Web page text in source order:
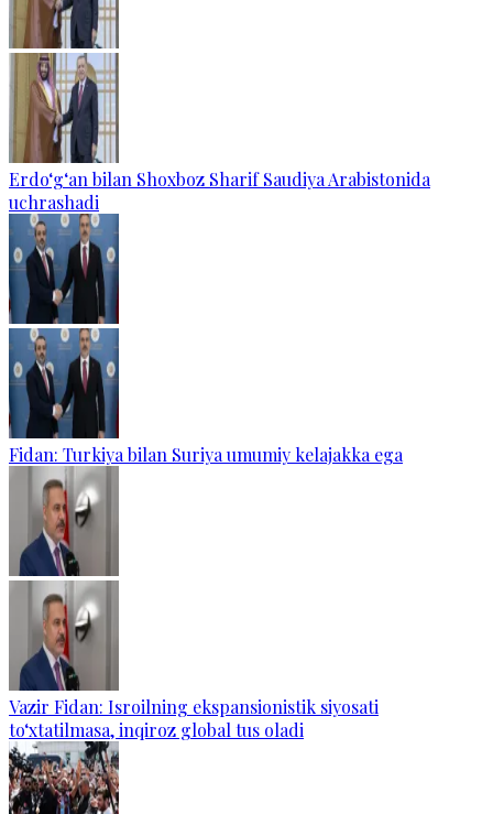
Erdo‘g‘an bilan Shoxboz Sharif Saudiya Arabistonida
uchrashadi
Fidan: Turkiya bilan Suriya umumiy kelajakka ega
Vazir Fidan: Isroilning ekspansionistik siyosati
to‘xtatilmasa, inqiroz global tus oladi